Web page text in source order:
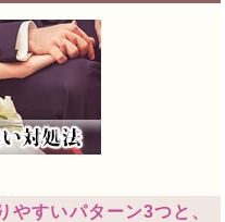
やすいパターン3つと、